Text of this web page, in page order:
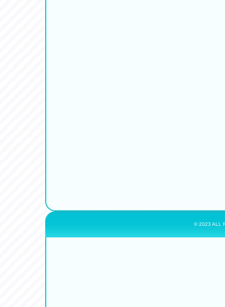
© 2023 ALL